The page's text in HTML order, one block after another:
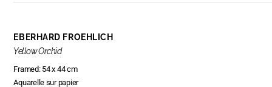
EBERHARD FROEHLICH
Yellow Orchid
Framed: 54 x 44 cm
Aquarelle sur papier